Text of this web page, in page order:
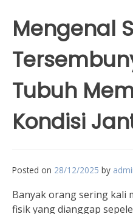
Mengenal
Tubuh
Kondisi
Posted on 28/12/2025 by
Banyak orang sering kali
fisik yang dianggap